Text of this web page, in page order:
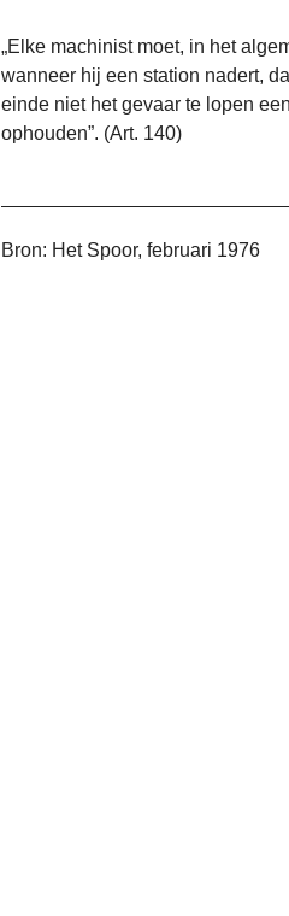
„Elke machinist moet, in het
wanneer hij een station nadert,
einde niet het gevaar te lopen
ophouden”. (Art. 140)
Bron: Het Spoor, februari 1976